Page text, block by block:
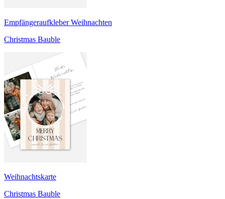
Empfängeraufkleber Weihnachten
Christmas Bauble
Weihnachtskarte
Christmas Bauble